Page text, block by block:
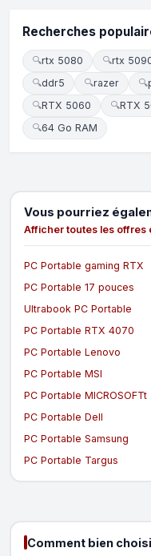
Recherches
🔍rtx 5080 🔍rtx
🔍ddr5 🔍razer 🔍
🔍RTX 5060 🔍RTX
🔍64 Go RAM
Vous pourriez
Afficher toutes les offres
PC Portable gaming RTX
PC Portable 17 pouces
Ultrabook PC Portable
PC Portable RTX 4070
PC Portable Lenovo
PC Portable MSI
PC Portable MICROSOFTt
PC Portable Dell
PC Portable Samsung
PC Portable Targus
Comment bien